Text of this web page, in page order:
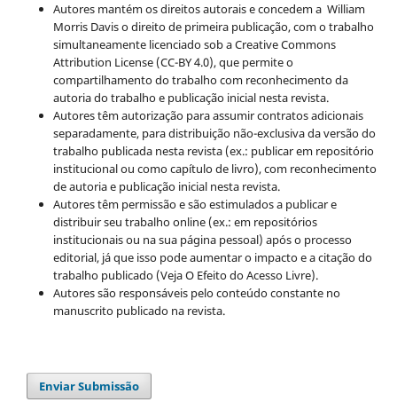
Autores mantém os direitos autorais e concedem a William
Morris Davis o direito de primeira publicação, com o trabalho
simultaneamente licenciado sob a Creative Commons
Attribution License (CC-BY 4.0), que permite o
compartilhamento do trabalho com reconhecimento da
autoria do trabalho e publicação inicial nesta revista.
Autores têm autorização para assumir contratos adicionais
separadamente, para distribuição não-exclusiva da versão do
trabalho publicada nesta revista (ex.: publicar em repositório
institucional ou como capítulo de livro), com reconhecimento
de autoria e publicação inicial nesta revista.
Autores têm permissão e são estimulados a publicar e
distribuir seu trabalho online (ex.: em repositórios
institucionais ou na sua página pessoal) após o processo
editorial, já que isso pode aumentar o impacto e a citação do
trabalho publicado (Veja O Efeito do Acesso Livre).
Autores são responsáveis pelo conteúdo constante no
manuscrito publicado na revista.
Enviar Submissão